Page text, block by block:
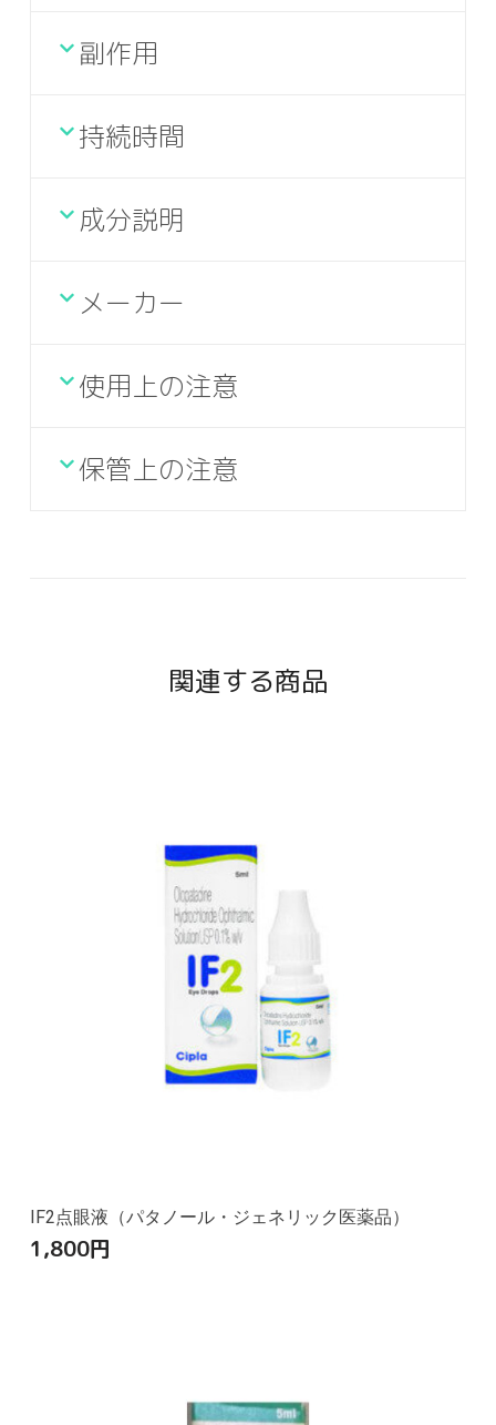
副作用
持続時間
成分説明
メーカー
使用上の注意
保管上の注意
関連する商品
IF2点眼液（パタノール・ジェネリック医薬品）
1,800円